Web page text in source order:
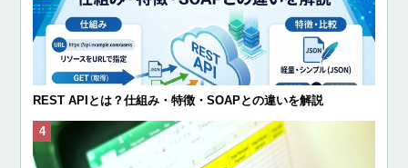
REST APIとは？仕組み・特徴・SOAPとの違いを解説